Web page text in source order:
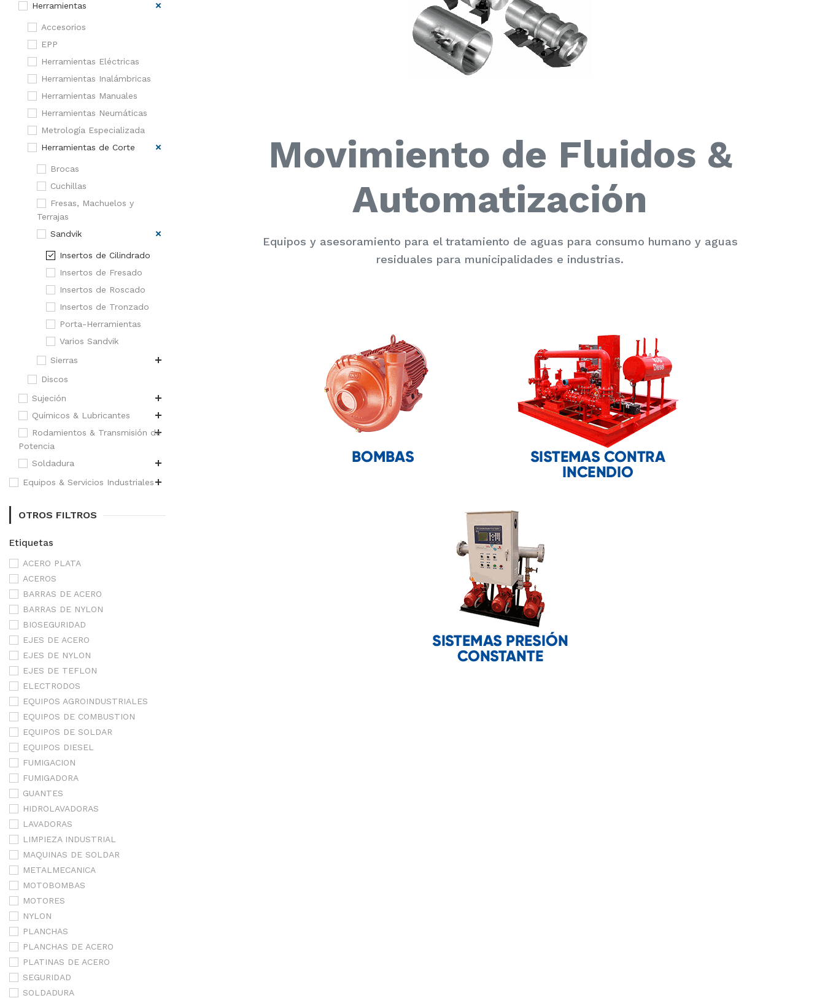
Herramientas
Accesorios
EPP
Herramientas Eléctricas
Herramientas Inalámbricas
Herramientas Manuales
Herramientas Neumáticas
Metrología Especializada
Herramientas de Corte
Brocas
Cuchillas
Fresas, Machuelos y
Terrajas
Sandvik
Insertos de Cilindrado
Insertos de Fresado
Insertos de Roscado
Insertos de Tronzado
Porta-Herramientas
Varios Sandvik
Sierras
Discos
Sujeción
Químicos & Lubricantes
Rodamientos & Transmisión de
Potencia
Soldadura
Equipos & Servicios Industriales
OTROS FILTROS
Etiquetas
ACERO PLATA
ACEROS
BARRAS DE ACERO
BARRAS DE NYLON
BIOSEGURIDAD
EJES DE ACERO
EJES DE NYLON
EJES DE TEFLON
ELECTRODOS
EQUIPOS AGROINDUSTRIALES
EQUIPOS DE COMBUSTION
EQUIPOS DE SOLDAR
EQUIPOS DIESEL
FUMIGACION
FUMIGADORA
GUANTES
HIDROLAVADORAS
LAVADORAS
LIMPIEZA INDUSTRIAL
MAQUINAS DE SOLDAR
METALMECANICA
MOTOBOMBAS
MOTORES
NYLON
PLANCHAS
PLANCHAS DE ACERO
PLATINAS DE ACERO
SEGURIDAD
SOLDADURA
Movimiento de Fluidos &
Automatización
Equipos y asesoramiento para el tratamiento de aguas para consumo humano y aguas
residuales para municipalidades e industrias.